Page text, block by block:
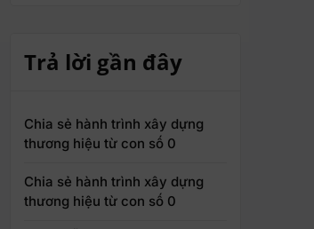
Trả lời gần đây
Chia sẻ hành trình xây dựng
thương hiệu từ con số 0
Chia sẻ hành trình xây dựng
thương hiệu từ con số 0